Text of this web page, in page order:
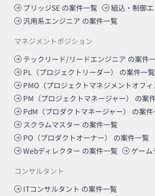
ブリッジSE の案件一覧 組込・制御
汎用系エンジニア の案件一覧
マネジメントポジション
テックリード/リードエンジニア の案件
PL（プロジェクトリーダー）
の案件一覧
PMO（プロジェクトマネジメントオフィ
PM（プロジェクトマネージャー）
の案
PdM（プロダクトマネージャー）
の案
スクラムマスター の案件一覧
PO（プロダクトオーナー）
の案件一覧
Webディレクター の案件一覧 ゲーム
コンサルタント
ITコンサルタント の案件一覧